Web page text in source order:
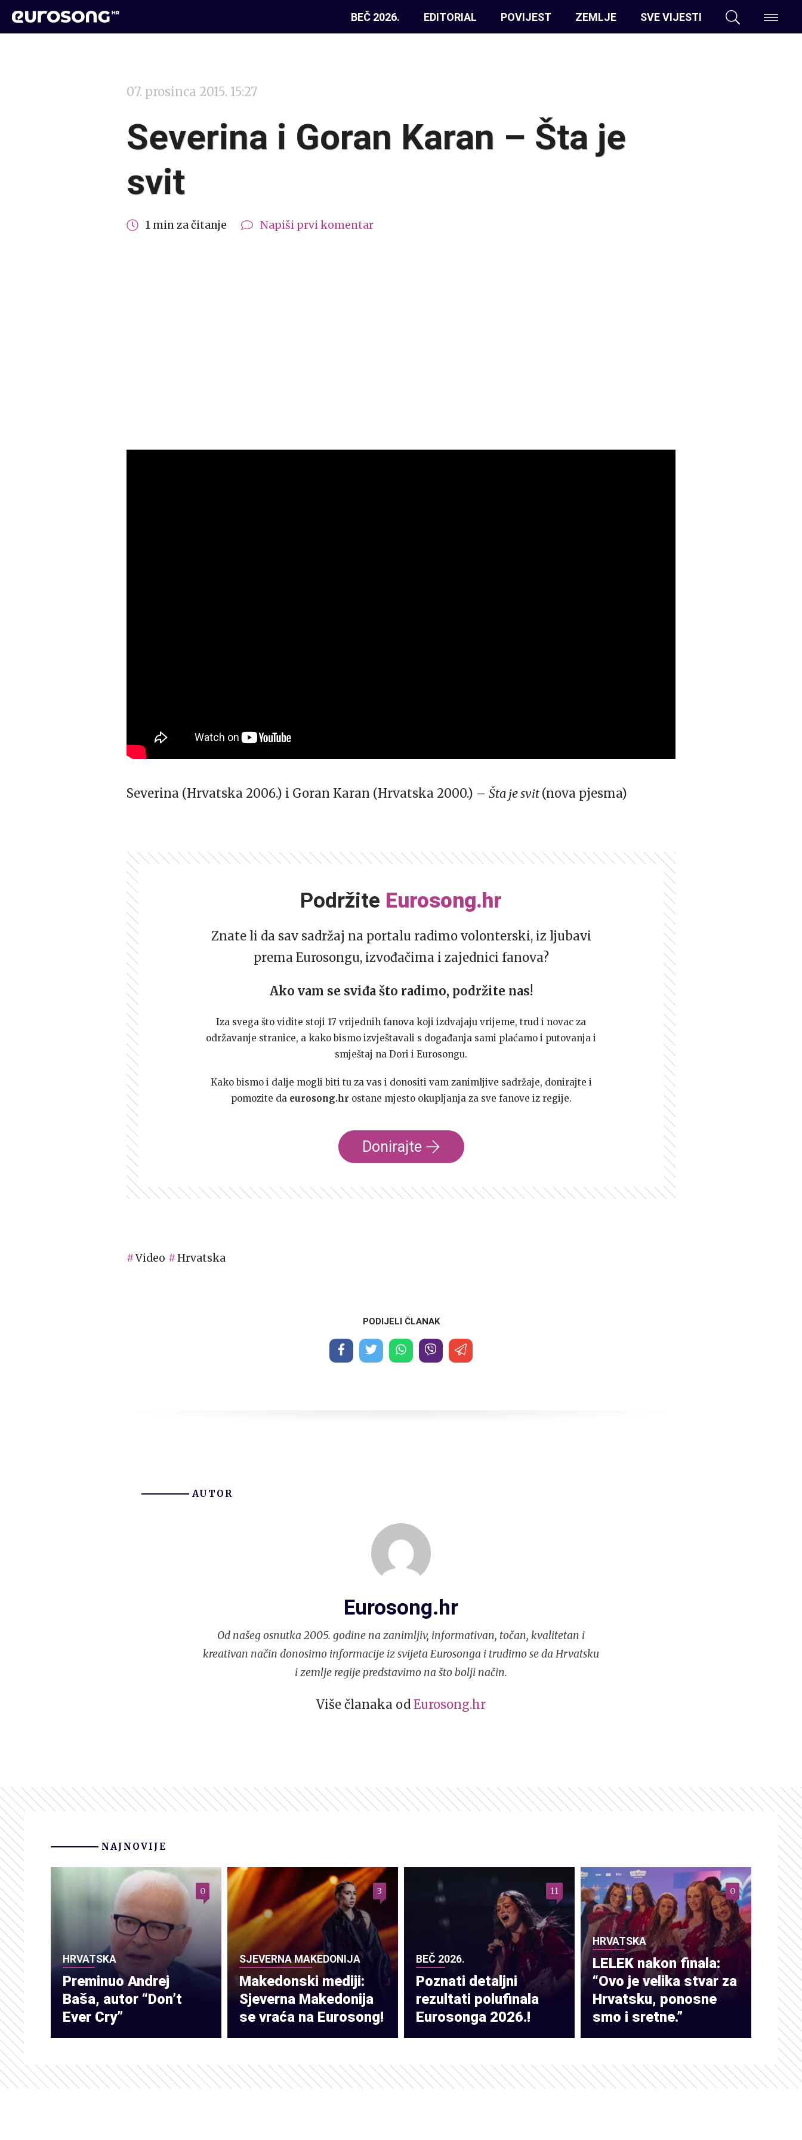
BEČ 2026. EDITORIAL POVIJEST ZEMLJE SVE VIJESTI
07. prosinca 2015. 15:27
Severina i Goran Karan – Šta je
svit
1 min za čitanje Napiši prvi komentar
Severina (Hrvatska 2006.) i Goran Karan (Hrvatska 2000.) – Šta je svit (nova pjesma)
Podržite Eurosong.hr
Znate li da sav sadržaj na portalu radimo volonterski, iz ljubavi
prema Eurosongu, izvođačima i zajednici fanova?
Ako vam se sviđa što radimo, podržite nas!
Iza svega što vidite stoji 17 vrijednih fanova koji izdvajaju vrijeme, trud i novac za
održavanje stranice, a kako bismo izvještavali s događanja sami plaćamo i putovanja i
smještaj na Dori i Eurosongu.
Kako bismo i dalje mogli biti tu za vas i donositi vam zanimljive sadržaje, donirajte i
pomozite da eurosong.hr ostane mjesto okupljanja za sve fanove iz regije.
Donirajte
Video Hrvatska
PODIJELI ČLANAK
AUTOR
Eurosong.hr
Od našeg osnutka 2005. godine na zanimljiv, informativan, točan, kvalitetan i
kreativan način donosimo informacije iz svijeta Eurosonga i trudimo se da Hrvatsku
i zemlje regije predstavimo na što bolji način.
Više članaka od Eurosong.hr
NAJNOVIJE
HRVATSKA
Preminuo Andrej
Baša, autor “Don’t
Ever Cry”
0
SJEVERNA MAKEDONIJA
Makedonski mediji:
Sjeverna Makedonija
se vraća na Eurosong!
3
BEČ 2026.
Poznati detaljni
rezultati polufinala
Eurosonga 2026.!
11
HRVATSKA
LELEK nakon finala:
“Ovo je velika stvar za
Hrvatsku, ponosne
smo i sretne.”
0